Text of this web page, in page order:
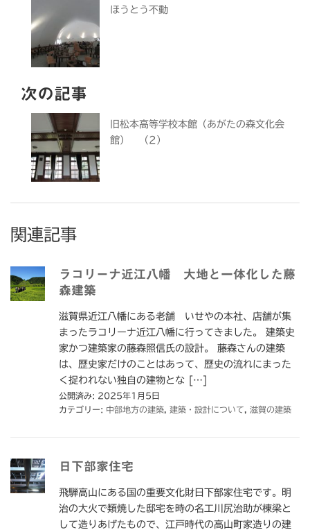
ほうとう不動
次の記事
旧松本高等学校本館（あがたの森文化会
館） （2）
関連記事
ラコリーナ近江八幡 大地と一体化した藤
森建築
滋賀県近江八幡にある老舗 いせやの本社、店舗が集
まったラコリーナ近江八幡に行ってきました。 建築史
家かつ建築家の藤森照信氏の設計。 藤森さんの建築
は、歴史家だけのことはあって、歴史の流れにまった
く捉われない独自の建物とな […]
公開済み: 2025年1月5日
カテゴリー: 中部地方の建築 建築・設計について 滋賀の建築
日下部家住宅
飛騨高山にある国の重要文化財日下部家住宅です。明
治の大火で類焼した邸宅を時の名工川尻治助が棟梁と
して造りあげたもので、江戸時代の高山町家造りの建